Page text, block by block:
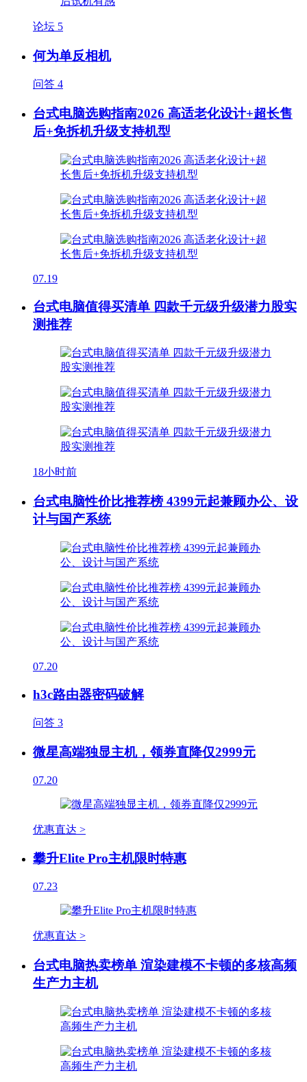
论坛 5
何为单反相机
问答 4
台式电脑选购指南2026 高适老化设计+超长售
后+免拆机升级支持机型
07.19
台式电脑值得买清单 四款千元级升级潜力股实
测推荐
18小时前
台式电脑性价比推荐榜 4399元起兼顾办公、设
计与国产系统
07.20
h3c路由器密码破解
问答 3
微星高端独显主机，领券直降仅2999元
07.20
优惠直达 >
攀升Elite Pro主机限时特惠
07.23
优惠直达 >
台式电脑热卖榜单 渲染建模不卡顿的多核高频
生产力主机